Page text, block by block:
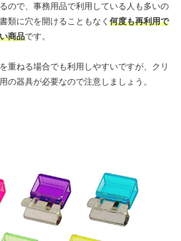
ので、事務用品で利用している人も多いの
類に穴を開けることもなく 何度も再利用で
商品です。
重ねる場合でも利用しやすいですが、クリ
の器具が必要なので注意しましょう。